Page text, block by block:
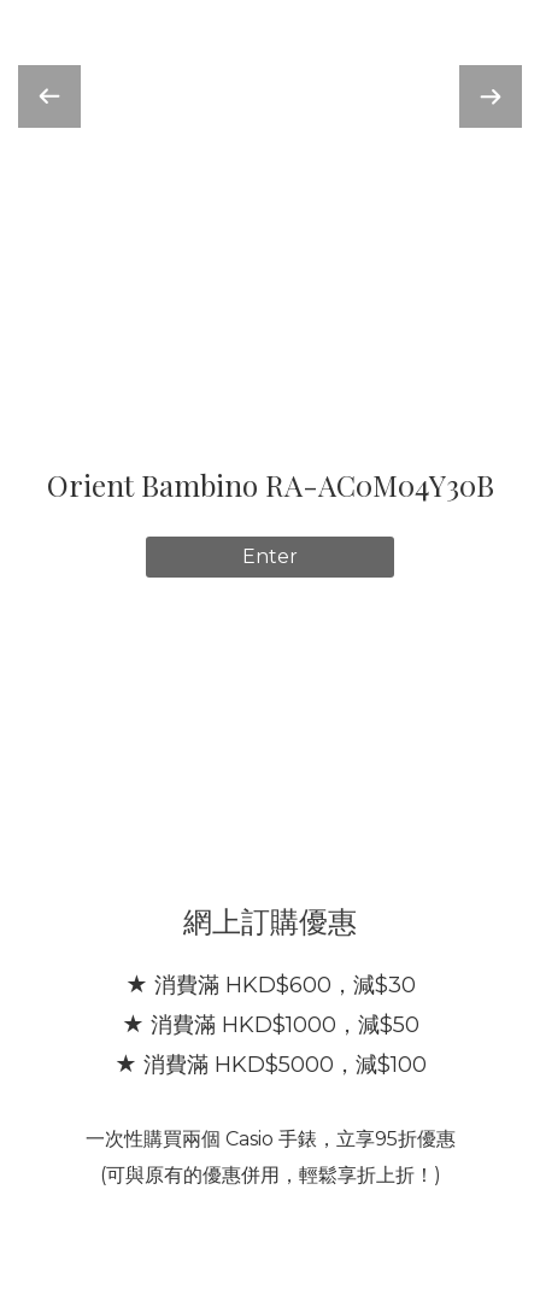
Orient Bambino RA-AC0M04Y30B
Enter
網上訂購優惠
★ 消費滿 HKD$600，減$30
★ 消費滿 HKD$1000，減$50
★ 消費滿HKD$5000，減$100
一次性購買兩個 Casio 手錶，立享95折優惠
(可與原有的優惠併用，輕鬆享折上折！)